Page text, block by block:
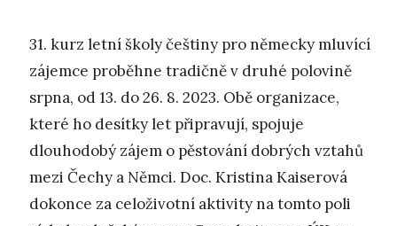
31. kurz letní školy češtiny pro německy mluvící
zájemce proběhne tradičně v druhé polovině
srpna, od 13. do 26. 8. 2023. Obě organizace,
které ho desítky let připravují, spojuje
dlouhodobý zájem o pěstování dobrých vztahů
mezi Čechy a Němci. Doc. Kristina Kaiserová
dokonce za celoživotní aktivity na tomto poli